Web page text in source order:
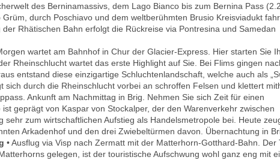
des Berninamassivs, dem Lago Bianco bis zum Bernina Pass
durch Poschiavo und dem weltberühmten Brusio Kreisviadukt
Rhätischen Bahn erfolgt die Rückreise via Pontresina und Samedan
wartet am Bahnhof in Chur der Glacier-Express. Hier starten Sie
Rheinschlucht wartet das erste Highlight auf Sie. Bei Flims gingen
entstand diese einzigartige Schluchtenlandschaft, welche auch als
sich durch die Rheinschlucht vorbei an schroffen Felsen und klettert
Ankunft am Nachmittag in Brig. Nehmen Sie sich Zeit für einen
geprägt von Kaspar von Stockalper, der den Warenverkehr zwischen
zum wirtschaftlichen Aufstieg als Handelsmetropole bei. Heute
Arkadenhof und den drei Zwiebeltürmen davon. Übernachtung in
• Ausflug via Visp nach Zermatt mit der Matterhorn-Gotthard-Bahn. Der
gelegen, ist der touristische Aufschwung wohl ganz eng mit